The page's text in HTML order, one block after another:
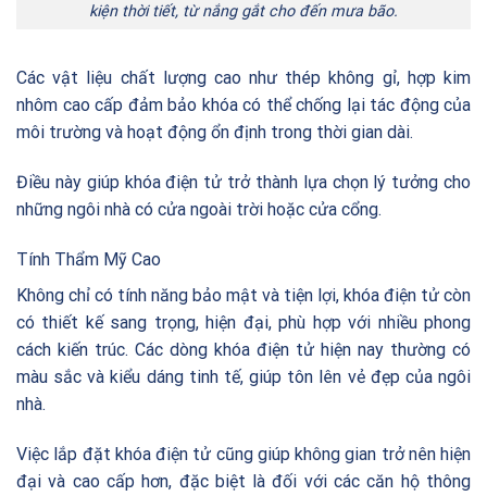
kiện thời tiết, từ nắng gắt cho đến mưa bão.
Các vật liệu chất lượng cao như thép không gỉ, hợp kim
nhôm cao cấp đảm bảo khóa có thể chống lại tác động của
môi trường và hoạt động ổn định trong thời gian dài.
Điều này giúp khóa điện tử trở thành lựa chọn lý tưởng cho
những ngôi nhà có cửa ngoài trời hoặc cửa cổng.
Tính Thẩm Mỹ Cao
Không chỉ có tính năng bảo mật và tiện lợi, khóa điện tử còn
có thiết kế sang trọng, hiện đại, phù hợp với nhiều phong
cách kiến trúc. Các dòng khóa điện tử hiện nay thường có
màu sắc và kiểu dáng tinh tế, giúp tôn lên vẻ đẹp của ngôi
nhà.
Việc lắp đặt khóa điện tử cũng giúp không gian trở nên hiện
đại và cao cấp hơn, đặc biệt là đối với các căn hộ thông